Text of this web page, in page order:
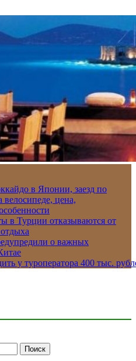
в Японии, заезд по
цена,
в Турции отказываются от
о важных
у туроператора 400 тыс.